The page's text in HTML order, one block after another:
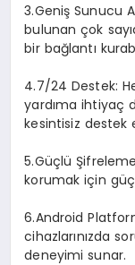
3.Geniş Sunucu
bulunan çok
bir bağlantı
4.7/24 Destek:
yardıma ihtiyaç
kesintisiz destek
5.Güçlü
korumak için
6.Android
cihazlarınızda
deneyimi sunar.